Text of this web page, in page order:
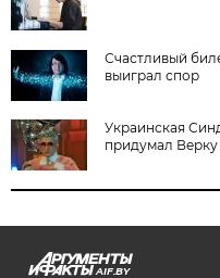
Счастливый
выиграл спор
Украинская
придумал
AIF.BY